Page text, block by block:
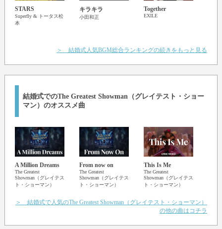
This is where you wanna be
This is where you wanna be
Where the runaways are running the night
Watching it come true, it's taking over you
This is the greatest show
Where the runaways are running the night
Impossible comes true, it's taking over you
Oh, this is the greatest show
We light it up, we won't come down
And the walls can't stop us now
I'm watching it come true, it's taking over you
And you see the impossible is coming true
STARS
Superfly & トータス松
本
キラキラ
小田和正
Together
EXILE
＞ 結婚式人気BGM総合ランキングの続きをもっと見る
結婚式でのThe Greatest Showman（グレイテスト・ショー
マン）のオススメ曲
A Million Dreams
The Greatest
Showman（グレイテス
ト・ショーマン）
From now on
The Greatest
Showman（グレイテス
ト・ショーマン）
This Is Me
The Greatest
Showman（グレイテス
ト・ショーマン）
＞ 結婚式で人気のThe Greatest Showman（グレイテスト・ショーマン）
の他の曲はコチラ